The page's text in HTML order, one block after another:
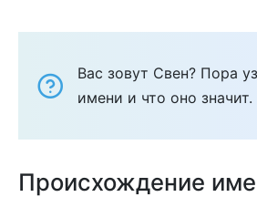
Вас зовут Свен? Пора
имени и что оно значит.
Происхождение